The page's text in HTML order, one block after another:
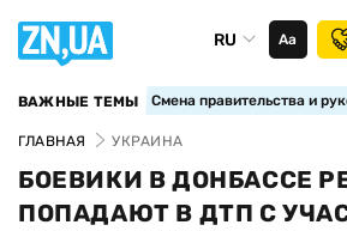
RU Аа
ВАЖНЫЕ ТЕМЫ Смена правительства и
ГЛАВНАЯ УКРАИНА
БОЕВИКИ В ДОНБАССЕ
ПОПАДАЮТ В ДТП С